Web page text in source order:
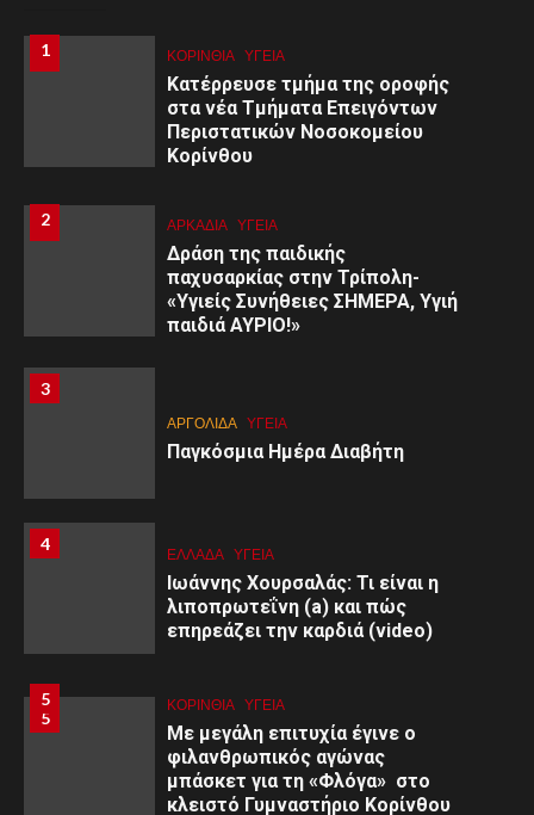
1
1 ΚΟΡΙΝΘΊΑ ΥΓΕΙΑ
Kατέρρευσε τμήμα της οροφής
στα νέα Τμήματα Επειγόντων
Περιστατικών Νοσοκομείου
Κορίνθου
2
2 ΑΡΚΑΔΊΑ ΥΓΕΙΑ
Δράση της παιδικής
παχυσαρκίας στην Τρίπολη-
«Υγιείς Συνήθειες ΣΗΜΕΡΑ, Υγιή
παιδιά ΑΥΡΙΟ!»
3
3
ΑΡΓΟΛΙΔΑ ΥΓΕΙΑ
Παγκόσμια Ημέρα Διαβήτη
4
4
ΕΛΛΑΔΑ ΥΓΕΙΑ
Ιωάννης Χουρσαλάς: Τι είναι η
λιποπρωτεΐνη (a) και πώς
επηρεάζει την καρδιά (video)
5
5 ΚΟΡΙΝΘΊΑ ΥΓΕΙΑ
Με μεγάλη επιτυχία έγινε ο
φιλανθρωπικός αγώνας
μπάσκετ για τη «Φλόγα» στο
κλειστό Γυμναστήριο Κορίνθου